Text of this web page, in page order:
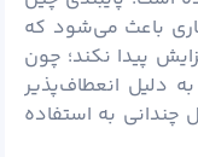
باعث می‌شود که
پیدا نکند؛ چون
دلیل انعطاف‌پذیر
به استفاده